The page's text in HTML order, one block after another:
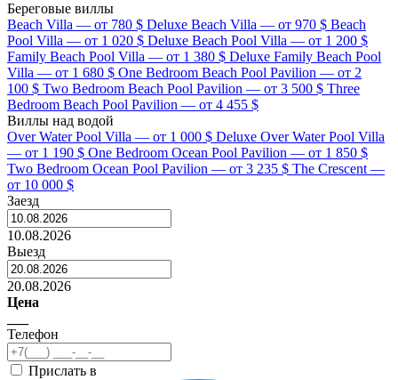
Береговые виллы
Beach Villa — от 780 $ Deluxe Beach Villa — от 970 $ Beach
Pool Villa — от 1 020 $ Deluxe Beach Pool Villa — от 1 200 $
Family Beach Pool Villa — от 1 380 $ Deluxe Family Beach Pool
Villa — от 1 680 $ One Bedroom Beach Pool Pavilion — от 2
100 $ Two Bedroom Beach Pool Pavilion — от 3 500 $ Three
Bedroom Beach Pool Pavilion — от 4 455 $
Виллы над водой
Over Water Pool Villa — от 1 000 $ Deluxe Over Water Pool Villa
— от 1 190 $ One Bedroom Ocean Pool Pavilion — от 1 850 $
Two Bedroom Ocean Pool Pavilion — от 3 235 $ The Crescent —
от 10 000 $
Заезд
10.08.2026
Выезд
20.08.2026
Цена
Телефон
Прислать в